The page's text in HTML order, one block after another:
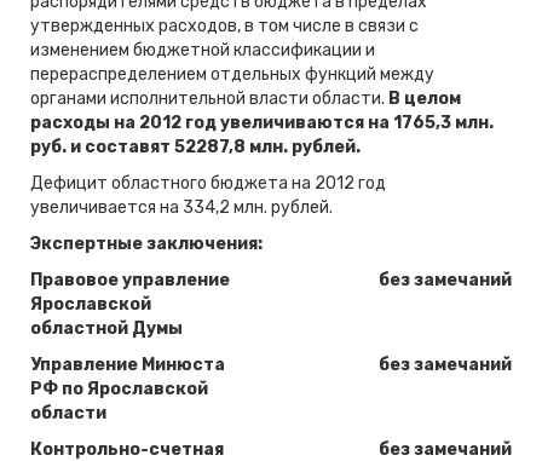
утвержденных расходов, в том числе в связи с
изменением бюджетной классификации и
перераспределением отдельных функций между
органами исполнительной власти области. В целом
расходы на 2012 год увеличиваются на 1765,3 млн.
руб. и составят 52287,8 млн. рублей.
Дефицит областного бюджета на 2012 год
увеличивается на 334,2 млн. рублей.
Экспертные заключения:
Правовое управление
Ярославской
областной Думы
без замечаний
Управление Минюста
РФ по Ярославской
области
без замечаний
Контрольно-счетная
без замечаний